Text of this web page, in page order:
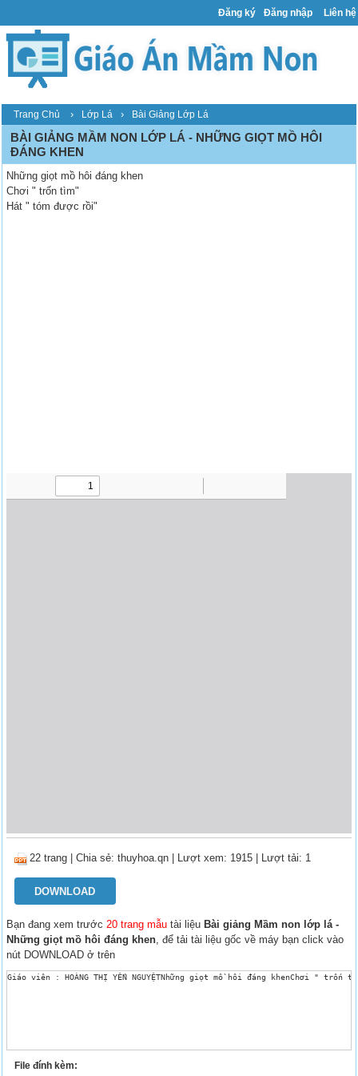
Đăng ký Đăng nhập Liên hệ
Trang Chủ › Lớp Lá › Bài Giảng Lớp Lá
BÀI GIẢNG MẦM NON LỚP LÁ - NHỮNG GIỌT MỒ HÔI
ĐÁNG KHEN
Những giọt mồ hôi đáng khen
Chơi " trốn tìm"
Hát " tóm được rồi"
22 trang |Chia sẻ:thuyhoa.qn | Lượt xem: 1915 | Lượt tải: 1
DOWNLOAD
Bạn đang xem trước20 trang mẫu tài liệu Bài giảng Mầm non lớp lá -
Những giọt mồ hôi đáng khen, để tải tài liệu gốc về máy bạn click vào
nút DOWNLOAD ở trên
Giáo viên : HOÀNG THỊ YẾN NGUYỆTNhững giọt mồ hôi đáng khenChơi "
File đính kèm: